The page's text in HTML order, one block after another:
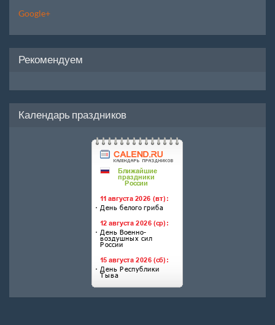
Google+
Рекомендуем
Календарь праздников